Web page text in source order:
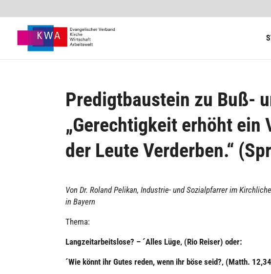
Predigtbaustein zu Buß-
„Gerechtigkeit erhöht ein
der Leute Verderben.“
Von Dr. Roland Pelikan, Indus­trie- und Sozi­al­pfar­rer im
in Bayern
Thema:
Lang­zeit­ar­beits­lose? – ´Alles Lüge‚ (Rio Reiser) oder:
´Wie könnt ihr Gutes reden, wenn ihr böse seid?‚ (Matth.